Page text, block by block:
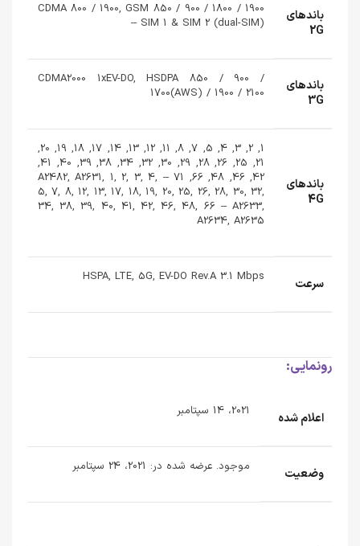
باندهای
2G
CDMA 800 / 1900, GSM 850 / 900 / 1800 / 1900
– SIM 1 & SIM 2 (dual-SIM)
باندهای
3G
CDMA2000 1xEV-DO, HSDPA 850 / 900 /
1700(AWS) / 1900 / 2100
باندهای
4G
1, 2, 3, 4, 5, 7, 8, 11, 12, 13, 14, 17, 18, 19, 20,
21, 25, 26, 28, 29, 30, 32, 34, 38, 39, 40, 41,
42, 46, 48, 66, 71 – A2482, A2631, 1, 2, 3, 4,
5, 7, 8, 12, 13, 17, 18, 19, 20, 25, 26, 28, 30, 32,
34, 38, 39, 40, 41, 42, 46, 48, 66 – A2633,
A2634, A2635
سرعت HSPA, LTE, 5G, EV-DO Rev.A 3.1 Mbps
رونمایی:
اعلام شده 2021، 14 سپتامبر
وضعیت موجود. عرضه شده در: 2021، 24 سپتامبر